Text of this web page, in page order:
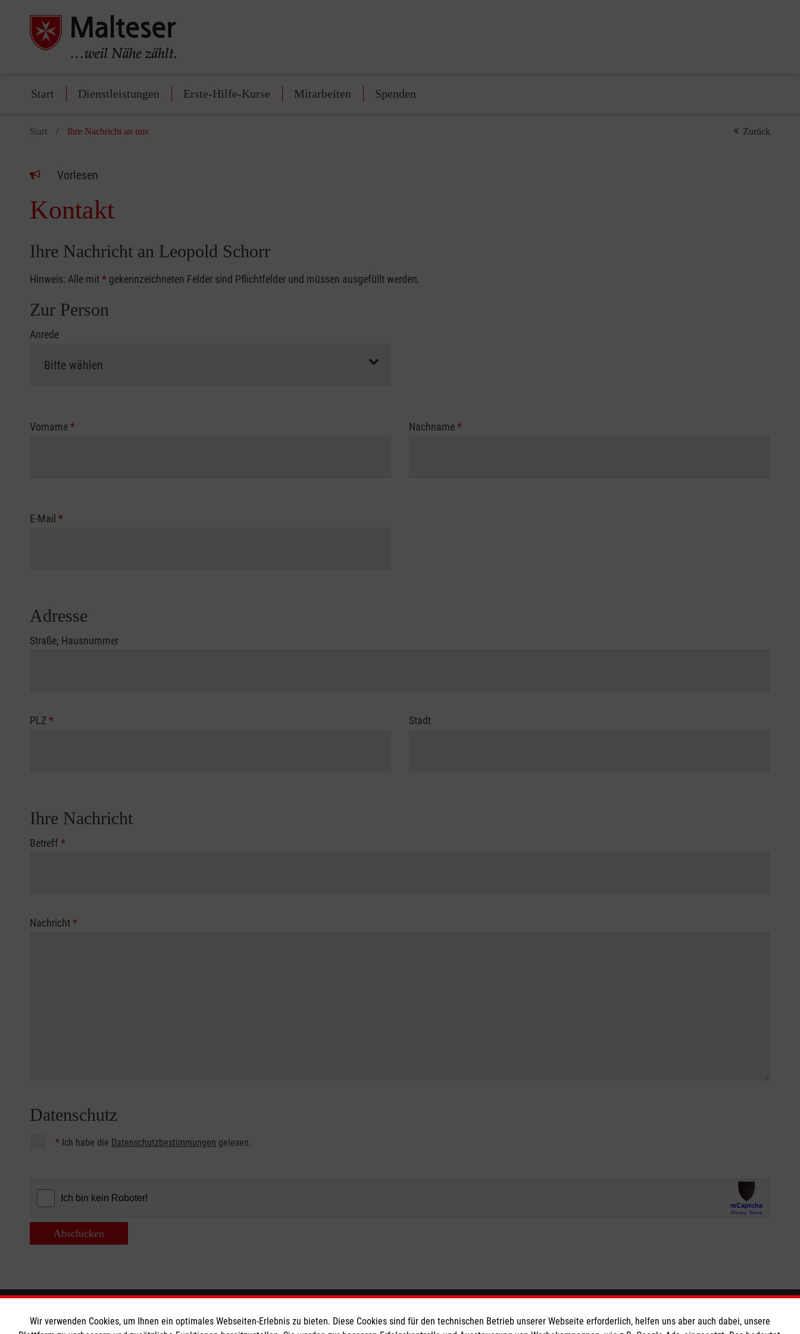
Start Dienstleistungen Erste-Hilfe-Kurse Mitarbeiten Spenden
Start Ihre Nachricht an uns Zurück
Vorlesen
Kontakt
Ihre Nachricht an Leopold Schorr
Hinweis: Alle mit* gekennzeichneten Felder sind Pflichtfelder und müssen ausgefüllt werden.
Zur Person
Anrede
Vorname* Nachname*
E-Mail *
Adresse
Straße, Hausnummer
PLZ* Stadt
Ihre Nachricht
Betreff*
Nachricht*
Datenschutz
* Ich habe die Datenschutzbestimmungen gelesen.
Abschicken
Informationen Die Malteser Spendenkonto So finden Sie uns
Wir verwenden Cookies, um Ihnen ein optimales Webseiten-Erlebnis zu bieten. Diese Cookies sind für den technischen Betrieb unserer Webseite erforderlich, helfen uns aber auch dabei, unsere